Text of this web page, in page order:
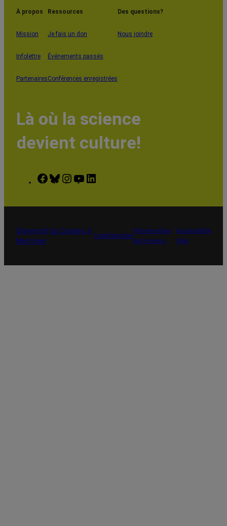
À propos
Mission
Infolettre
Partenaires
Ressources
Je fais un don
Événements passés
Conférences enregistrées
Des questions?
Nous joindre
Là où la science
devient culture!
Facebook
BlueskyInstagram
YouTube
Université du Québec à
Montréal
Confidentialité
Personnaliser
les témoins
Accessibilité
Web